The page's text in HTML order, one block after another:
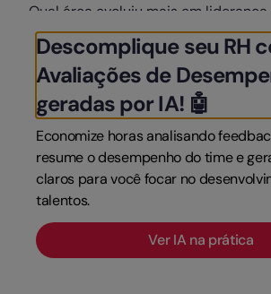
Qual área evoluiu mais em
Quais competências estão
Quem demonstra potencial para
Comdashboards e indicadores
respostas deixam de ser suposição
dado concreto. A IA também pode
evolução ou queda de
aquela descoberta tardia no
Outro ponto crítico é a integração.
competências, metas e PDI estão
um únicosoftware de RH, o gestor
Descomplique seu RH
Avaliações de
geradas por IA! 🤖
Economize horas analisando
resume o desempenho do time e
claros para você focar no
talentos.
Ver IA na prática